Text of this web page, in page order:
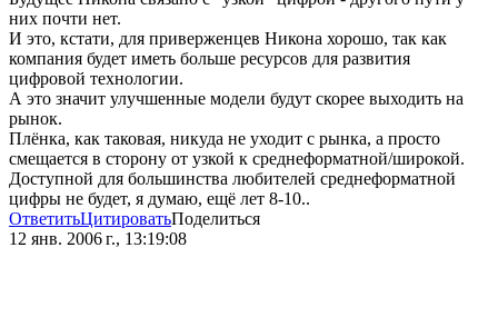
них почти нет.
И это, кстати, для приверженцев Никона хорошо, так как
компания будет иметь больше ресурсов для развития
цифровой технологии.
А это значит улучшенные модели будут скорее выходить на
рынок.
Плёнка, как таковая, никуда не уходит с рынка, а просто
смещается в сторону от узкой к среднеформатной/широкой.
Доступной для большинства любителей среднеформатной
цифры не будет, я думаю, ещё лет 8-10..
ОтветитьЦитироватьПоделиться
12 янв. 2006 г., 13:19:08